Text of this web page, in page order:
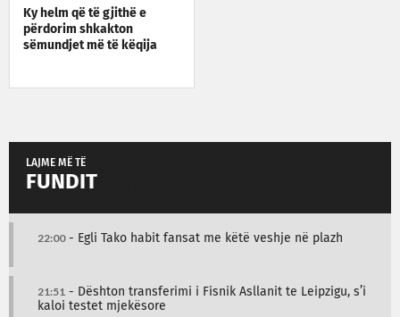
Ky helm që të gjithë e
përdorim shkakton
sëmundjet më të këqija
LAJME MË TË
FUNDIT
22:00- Egli Tako habit fansat me këtë veshje në plazh
21:51 - Dështon transferimi i Fisnik Asllanit te Leipzigu, s’i
kaloi testet mjekësore